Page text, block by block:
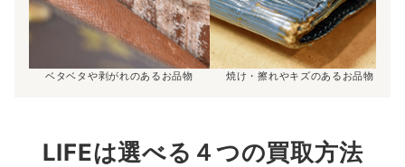
ベタベタや剥がれのあるお品物 焼け・擦れやキズのあるお品物
LIFEは選べる４つの買取方法